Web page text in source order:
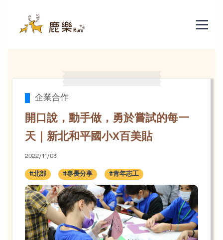
企業合作
開口說，動手做，勇於嘗試的每一
天｜新北和平國小X百美貼
2022/11/03
#北部 #專長分享 #青年志工